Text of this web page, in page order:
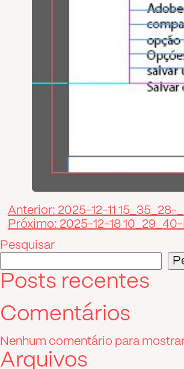
Navegação
de
Post
Anterior: 2025-12-11
Próximo: 2025-12-18
Pesquisar
Posts recentes
Comentários
Nenhum comentário para
Arquivos